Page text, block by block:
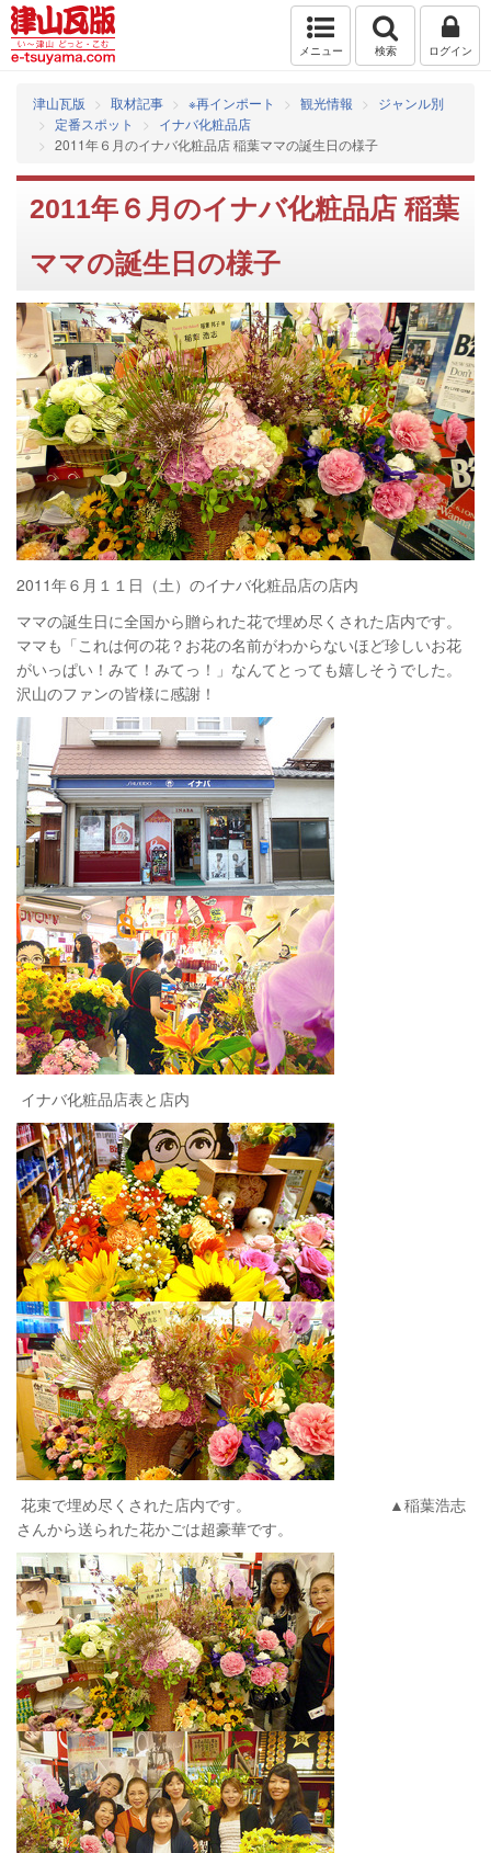
メニュー 検索 ログイン
津山瓦版 取材記事 ※再インポート 観光情報
ジャンル別
定番スポット
イナバ化粧品店
2011年６月のイナバ化粧品店 稲葉ママの誕生日の様子
2011年６月のイナバ化粧品店 稲葉
ママの誕生日の様子
2011年６月１１日（土）のイナバ化粧品店の店内
ママの誕生日に全国から贈られた花で埋め尽くされた店内です。
ママも「これは何の花？お花の名前がわからないほど珍しいお花
がいっぱい！みて！みてっ！」なんてとっても嬉しそうでした。
沢山のファンの皆様に感謝！
イナバ化粧品店表と店内
花束で埋め尽くされた店内です。 ▲稲葉浩志
さんから送られた花かごは超豪華です。